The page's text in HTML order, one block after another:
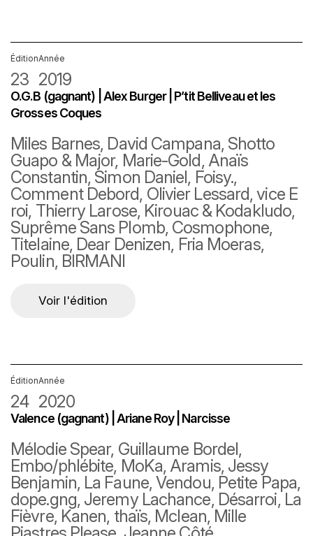
Édition
23
Année
2019
O.G.B (gagnant) | Alex Burger | P’tit Belliveau et les
Grosses Coques
Miles Barnes, David Campana, Shotto
Guapo & Major, Marie-Gold, Anaïs
Constantin, Simon Daniel, Foisy.,
Comment Debord, Olivier Lessard, vice E
roi, Thierry Larose, Kirouac & Kodakludo,
Suprême Sans Plomb, Cosmophone,
Titelaine, Dear Denizen, Fria Moeras,
Poulin, BIRMANI
Voir l'édition
Édition
24
Année
2020
Valence (gagnant) | Ariane Roy | Narcisse
Mélodie Spear, Guillaume Bordel,
Embo/phlébite, MoKa, Aramis, Jessy
Benjamin, La Faune, Vendou, Petite Papa,
dope.gng, Jeremy Lachance, Désarroi, La
Fièvre, Kanen, thaïs, Mclean, Mille